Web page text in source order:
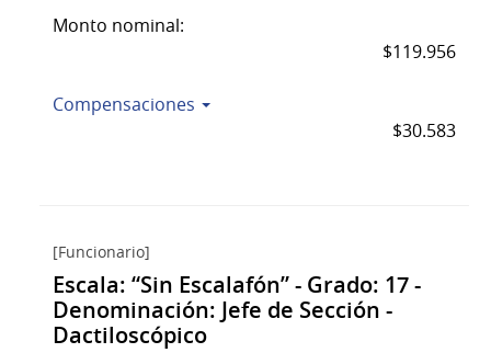
Monto nominal:
$119.956
Compensaciones
$30.583
[Funcionario]
Escala: “Sin Escalafón” - Grado: 17 -
Denominación: Jefe de Sección -
Dactiloscópico